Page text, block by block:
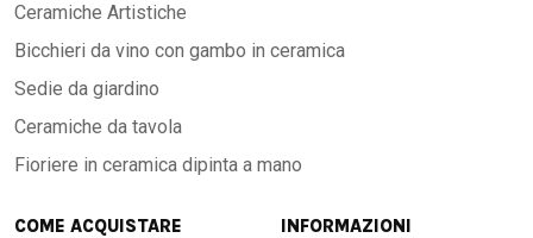
Ceramiche Artistiche
Bicchieri da vino con gambo in ceramica
Sedie da giardino
Ceramiche da tavola
Fioriere in ceramica dipinta a mano
COME ACQUISTARE INFORMAZIONI